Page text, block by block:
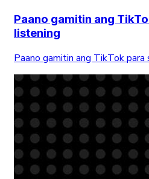
Paano gamitin ang
listening
Paano gamitin ang TikTok